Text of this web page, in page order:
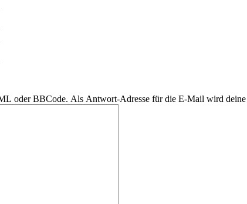
oder BBCode. Als Antwort-Adresse für die E-Mail wird deine